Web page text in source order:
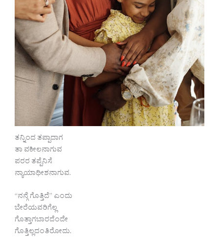
ತನ್ನಿಂದ ತಪ್ಪಾದಾಗ
ತಾ ವಕೀಲನಾಗುವ
ಪರರ ತಪ್ಪೆನಿಸೆ
ನ್ಯಾಯಾಧೀಶನಾಗುವ.
“ನನ್ಗೆ ಗೊತ್ತಿದೆ” ಎಂದು
ಬೇರೆಯವರಿಗೆಲ್ಲ
ಗೊತ್ತಾಗಬಾರದೆಂದೇ
ಗೊತ್ತಿಲ್ಲದಂತಿರೋದು.